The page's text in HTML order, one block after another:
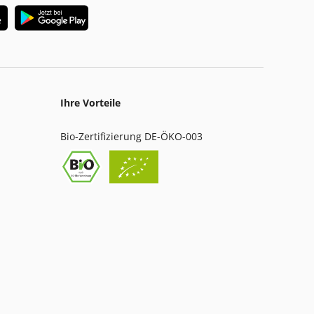
Ihre Vorteile
Bio-Zertifizierung DE-ÖKO-003